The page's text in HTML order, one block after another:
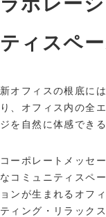
ティスペ
新オフィスの根底に
り、オフィス内の全
ジを自然に体感でき
コーポレートメッセ
なコミュニティスペ
ョンが生まれるオフ
ティング・リラック